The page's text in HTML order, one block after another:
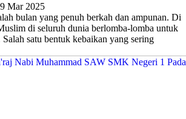
Mar 2025
bulan yang penuh berkah dan ampunan. Di
di seluruh dunia berlomba-lomba untuk
satu bentuk kebaikan yang sering